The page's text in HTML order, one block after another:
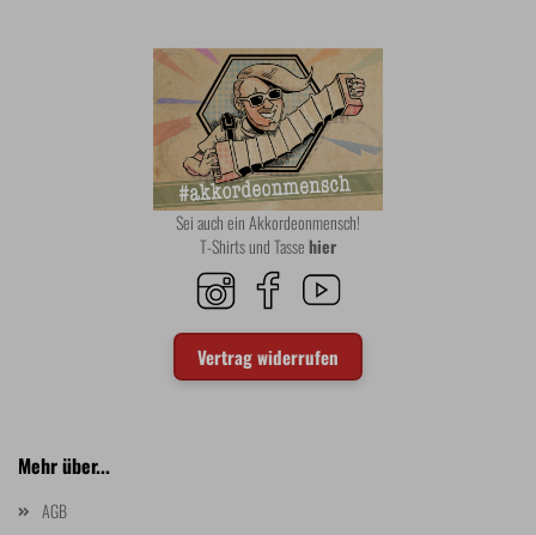
Sei auch ein Akkordeonmensch!
T-Shirts und Tassehier
Vertrag widerrufen
Mehr über...
AGB